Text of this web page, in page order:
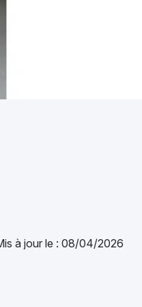
à jour le : 08/04/2026